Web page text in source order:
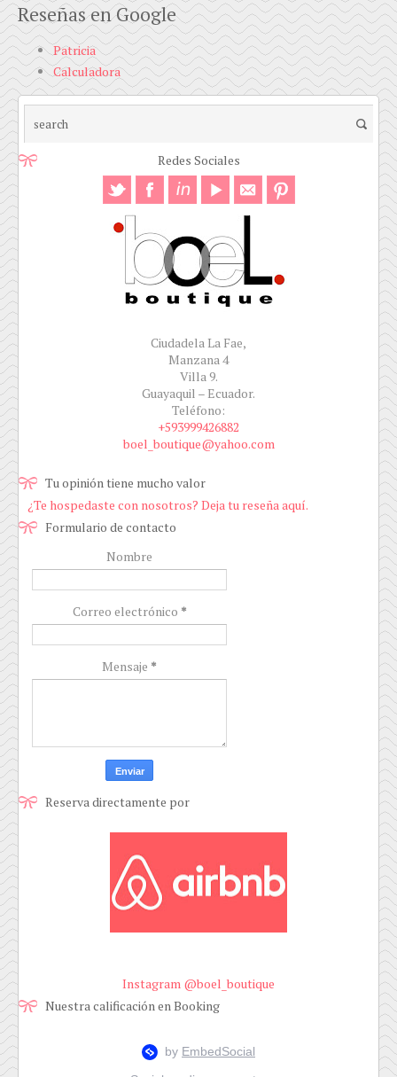
Reseñas en Google
Patricia
Calculadora
Redes Sociales
Ciudadela La Fae,
Manzana 4
Villa 9.
Guayaquil – Ecuador.
Teléfono:
+593999426882
boel_boutique@yahoo.com
Tu opinión tiene mucho valor
¿Te hospedaste con nosotros? Deja tu reseña aquí.
Formulario de contacto
Nombre
Correo electrónico *
Mensaje *
Reserva directamente por
Instagram @boel_boutique
Nuestra calificación en Booking